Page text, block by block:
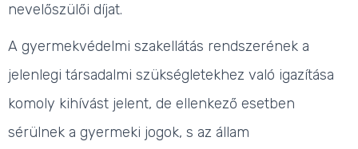
nevelőszülői díjat.
A gyermekvédelmi szakellátás rendszerének a
jelenlegi társadalmi szükségletekhez való igazítása
komoly kihívást jelent, de ellenkező esetben
sérülnek a gyermeki jogok, s az állam